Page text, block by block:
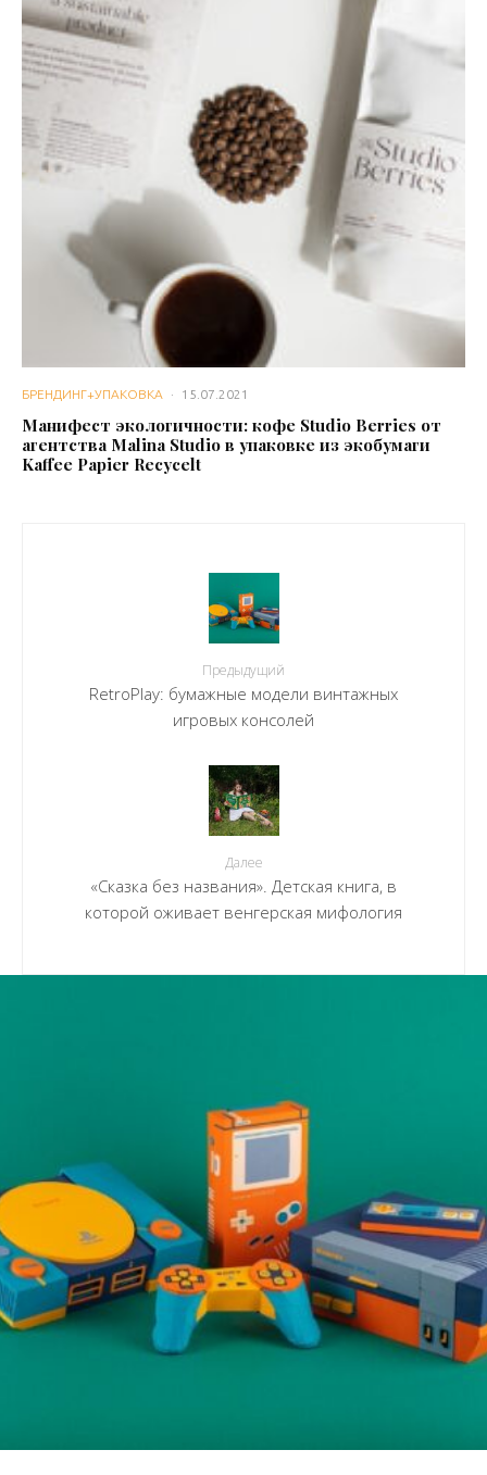
БРЕНДИНГ+УПАКОВКА · 15.07.2021
Манифест экологичности: кофе Studio Berries от
агентства Malina Studio в упаковке из экобумаги
Kaffee Papier Recycelt
Предыдущий
RetroPlay: бумажные модели винтажных
игровых консолей
Далее
«Сказка без названия». Детская книга, в
которой оживает венгерская мифология